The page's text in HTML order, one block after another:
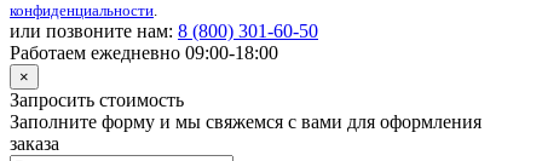
конфиденциальности.
или позвоните нам: 8 (800) 301-60-50
Работаем ежедневно 09:00-18:00
×
Запросить стоимость
Заполните форму и мы свяжемся с вами для оформления
заказа